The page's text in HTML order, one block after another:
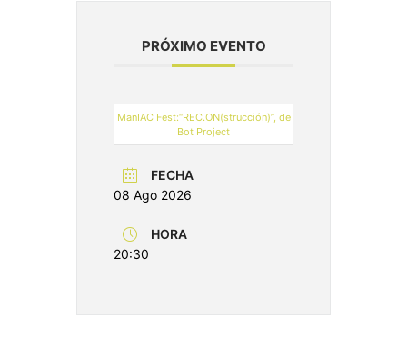
PRÓXIMO EVENTO
ManIAC Fest:“REC.ON(strucción)”, de
Bot Project
FECHA
08 Ago 2026
HORA
20:30